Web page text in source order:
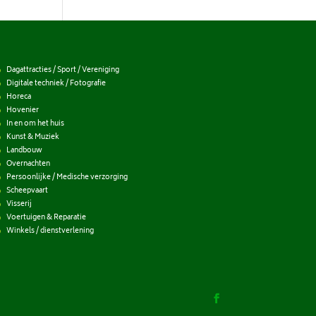
Dagattracties / Sport / Vereniging
Digitale techniek / Fotografie
Horeca
Hovenier
In en om het huis
Kunst & Muziek
Landbouw
Overnachten
Persoonlijke / Medische verzorging
Scheepvaart
Visserij
Voertuigen & Reparatie
Winkels / dienstverlening